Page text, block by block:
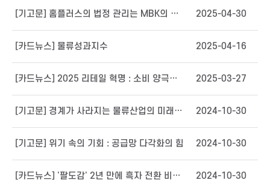
[기고문] 홈플러스의 법정 관리는 MBK의 책임일까? 2025-04-30
[카드뉴스] 물류성과지수 2025-04-16
[카드뉴스] 2025 리테일 혁명 : 소비 양극화 시대, 소매산업의 미래는? 2025-03-27
[기고문] 경계가 사라지는 물류산업의 미래(上) 2024-10-30
[기고문] 위기 속의 기회 : 공급망 다각화의 힘 2024-10-30
[카드뉴스] '팔도감' 2년 만에 흑자 전환 비결? 2024-10-30